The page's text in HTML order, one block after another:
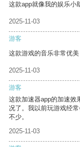
这款app就像我的娱乐小
2025-11-03
游客
这款游戏的音乐非常优美
2025-11-03
游客
这款加速器app的加速效
况了。我以前玩游戏经
不少。
2025-11-03